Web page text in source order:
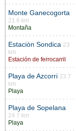
Monte Ganecogorta
21.6 km
Montaña
Estación Sondica 23
km
Estación de ferrocarril
Playa de Azcorri 23.7
km
Playa
Playa de Sopelana
24.7 km
Playa